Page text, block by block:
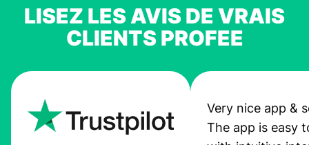
LISEZ LES AVIS DE VRAIS
CLIENTS PROFEE
Very nice app &
The app is easy